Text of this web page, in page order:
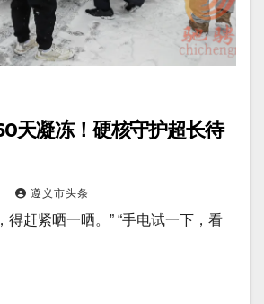
天凝冻！硬核守护超长待
遵义市头条
得赶紧晒一晒。” “手电试一下，看